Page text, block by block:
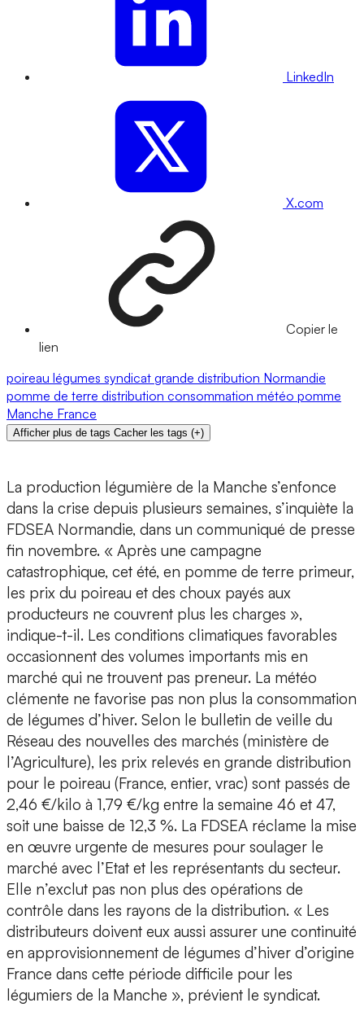
LinkedIn
X.com
Copier le
lien
poireau légumes syndicat grande distribution Normandie
pomme de terre distribution consommation météo pomme
Manche France
Afficher plus de tags Cacher les tags (+)
La production légumière de la Manche s’enfonce
dans la crise depuis plusieurs semaines, s’inquiète la
FDSEA Normandie, dans un communiqué de presse
fin novembre. « Après une campagne
catastrophique, cet été, en pomme de terre primeur,
les prix du poireau et des choux payés aux
producteurs ne couvrent plus les charges »,
indique-t-il. Les conditions climatiques favorables
occasionnent des volumes importants mis en
marché qui ne trouvent pas preneur. La météo
clémente ne favorise pas non plus la consommation
de légumes d’hiver. Selon le bulletin de veille du
Réseau des nouvelles des marchés (ministère de
l’Agriculture), les prix relevés en grande distribution
pour le poireau (France, entier, vrac) sont passés de
2,46 €/kilo à 1,79 €/kg entre la semaine 46 et 47,
soit une baisse de 12,3 %. La FDSEA réclame la mise
en œuvre urgente de mesures pour soulager le
marché avec l’Etat et les représentants du secteur.
Elle n’exclut pas non plus des opérations de
contrôle dans les rayons de la distribution. « Les
distributeurs doivent eux aussi assurer une continuité
en approvisionnement de légumes d’hiver d’origine
France dans cette période difficile pour les
légumiers de la Manche », prévient le syndicat.